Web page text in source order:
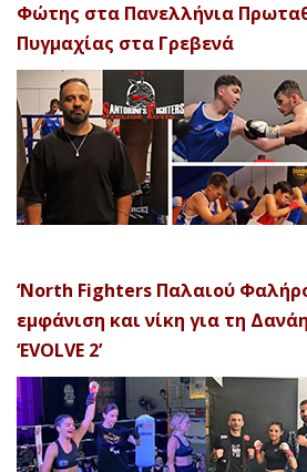
Φώτης στα Πανελλήνια
Πυγμαχίας στα Γρεβενά
‘North Fighters Παλαιού
εμφάνιση και νίκη για τη
‘EVOLVE 2’